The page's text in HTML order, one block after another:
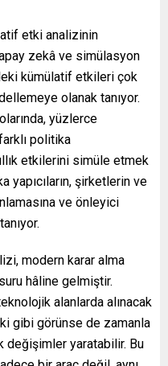
etki analizinin
zekâ ve simülasyon
kümülatif etkileri çok
olanak tanıyor.
yüzlerce
politika
etkilerini simüle etmek
yapıcıların, şirketlerin ve
ve önleyici
modern karar alma
hâline gelmiştir.
alanlarda alınacak
gibi görünse de zamanla
yaratabilir. Bu